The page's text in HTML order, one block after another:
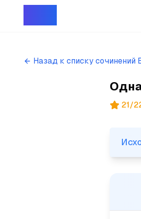
Назад к списку сочинений
21/